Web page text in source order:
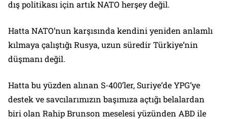
dış politikası için artık NATO herşey değil.
Hatta NATO’nun karşısında kendini yeniden anlamlı
kılmaya çalıştığı Rusya, uzun süredir Türkiye’nin
düşmanı değil.
Hatta bu yüzden alınan S-400’ler, Suriye’de YPG’ye
destek ve savcılarımızın başımıza açtığı belalardan
biri olan Rahip Brunson meselesi yüzünden ABD ile